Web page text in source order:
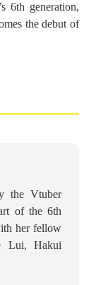
6th generation,
the debut of
the Vtuber
of the 6th
her fellow
Lui, Hakui